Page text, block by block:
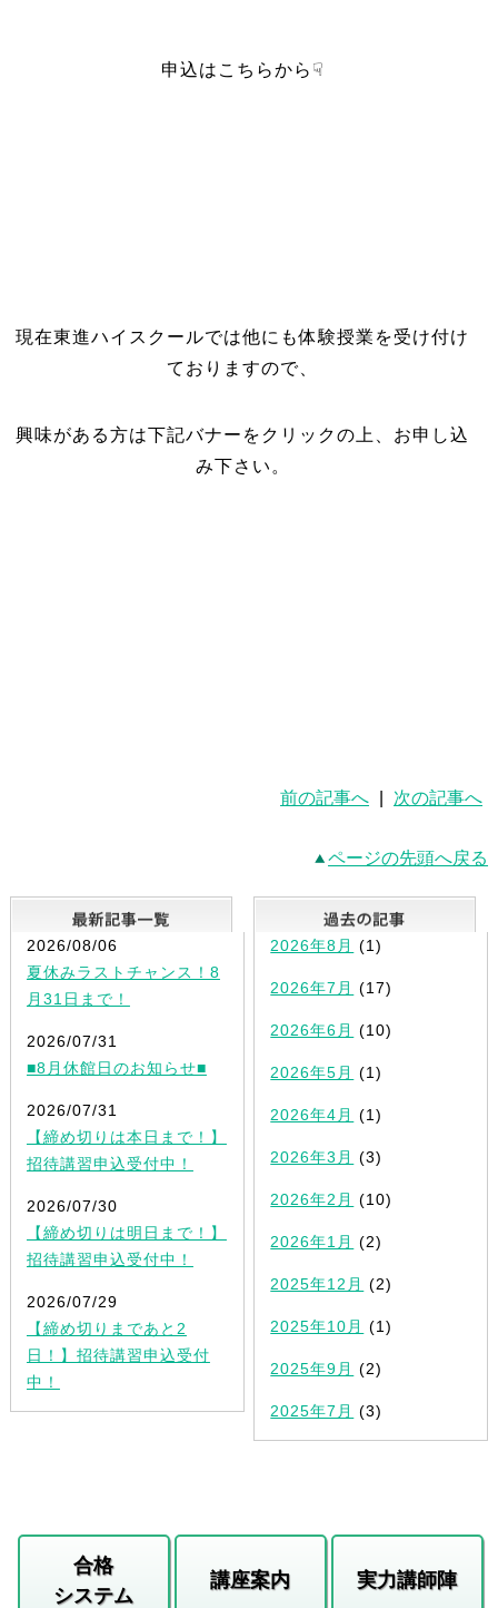
申込はこちらから☟
現在東進ハイスクールでは他にも体験授業を受け付け
ておりますので、
興味がある方は下記バナーをクリックの上、お申し込
み下さい。
前の記事へ 次の記事へ
ページの先頭へ戻る
最新記事一覧
2026/08/06
夏休みラストチャンス！8
月31日まで！
2026/07/31
■8月休館日のお知らせ■
2026/07/31
【締め切りは本日まで！】
招待講習申込受付中！
2026/07/30
【締め切りは明日まで！】
招待講習申込受付中！
2026/07/29
【締め切りまであと2
日！】招待講習申込受付
中！
2026年8月 (1)
2026年7月 (17)
2026年6月 (10)
2026年5月 (1)
2026年4月 (1)
2026年3月 (3)
2026年2月 (10)
2026年1月 (2)
2025年12月 (2)
2025年10月 (1)
2025年9月 (2)
2025年7月 (3)
合格
システム
講座案内 実力講師陣